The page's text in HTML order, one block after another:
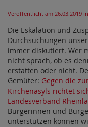
Veröffentlicht am 26.03.2019
Die Eskalation und
Durchsuchungen
immer diskutiert. Wer
nicht sprach, ob es
erstatten oder nicht.
Gemüter: Gegen die
Kirchenasyls richtet
Landesverband
Bürgerinnen und
unterstützen können